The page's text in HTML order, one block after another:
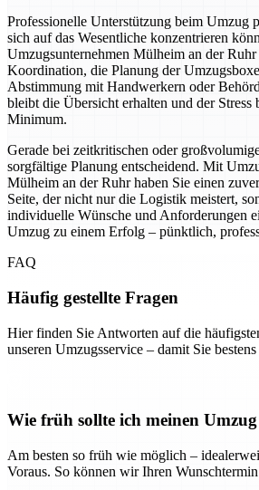
Professionelle Unterstützung beim Umzug
sich auf das Wesentliche konzentrieren
Umzugsunternehmen Mülheim an der
Koordination, die Planung der
Abstimmung mit Handwerkern oder
bleibt die Übersicht erhalten und der Stress
Minimum.
Gerade bei zeitkritischen oder
sorgfältige Planung entscheidend. Mit
Mülheim an der Ruhr haben Sie einen
Seite, der nicht nur die Logistik meistert,
individuelle Wünsche und Anforderungen
Umzug zu einem Erfolg – pünktlich,
FAQ
Häufig gestellte Fragen
Hier finden Sie Antworten auf die
unseren Umzugsservice – damit Sie
Wie früh sollte ich meinen
Am besten so früh wie möglich –
Voraus. So können wir Ihren